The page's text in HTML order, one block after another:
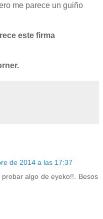
me parece un guiño
este firma
de 2014 a las 17:37
algo de eyeko!!. Besos